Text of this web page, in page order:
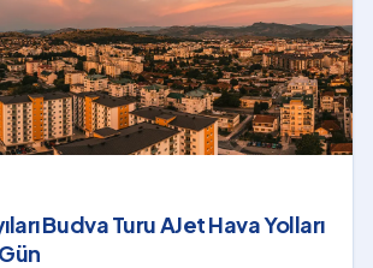
Budva Turu AJet Hava Yolları